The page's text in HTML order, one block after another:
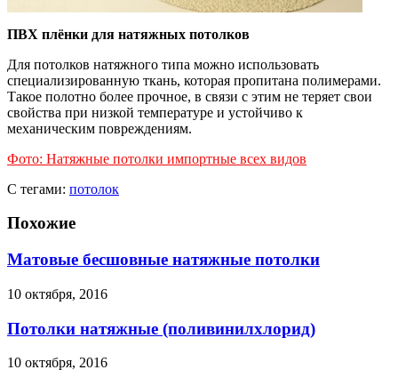
ПВХ плёнки для натяжных потолков
Для потолков натяжного типа можно использовать
специализированную ткань, которая пропитана полимерами.
Такое полотно более прочное, в связи с этим не теряет свои
свойства при низкой температуре и устойчиво к
механическим повреждениям.
Фото: Натяжные потолки импортные всех видов
С тегами: потолок
Похожие
Матовые бесшовные натяжные потолки
10 октября, 2016
Потолки натяжные (поливинилхлорид)
10 октября, 2016